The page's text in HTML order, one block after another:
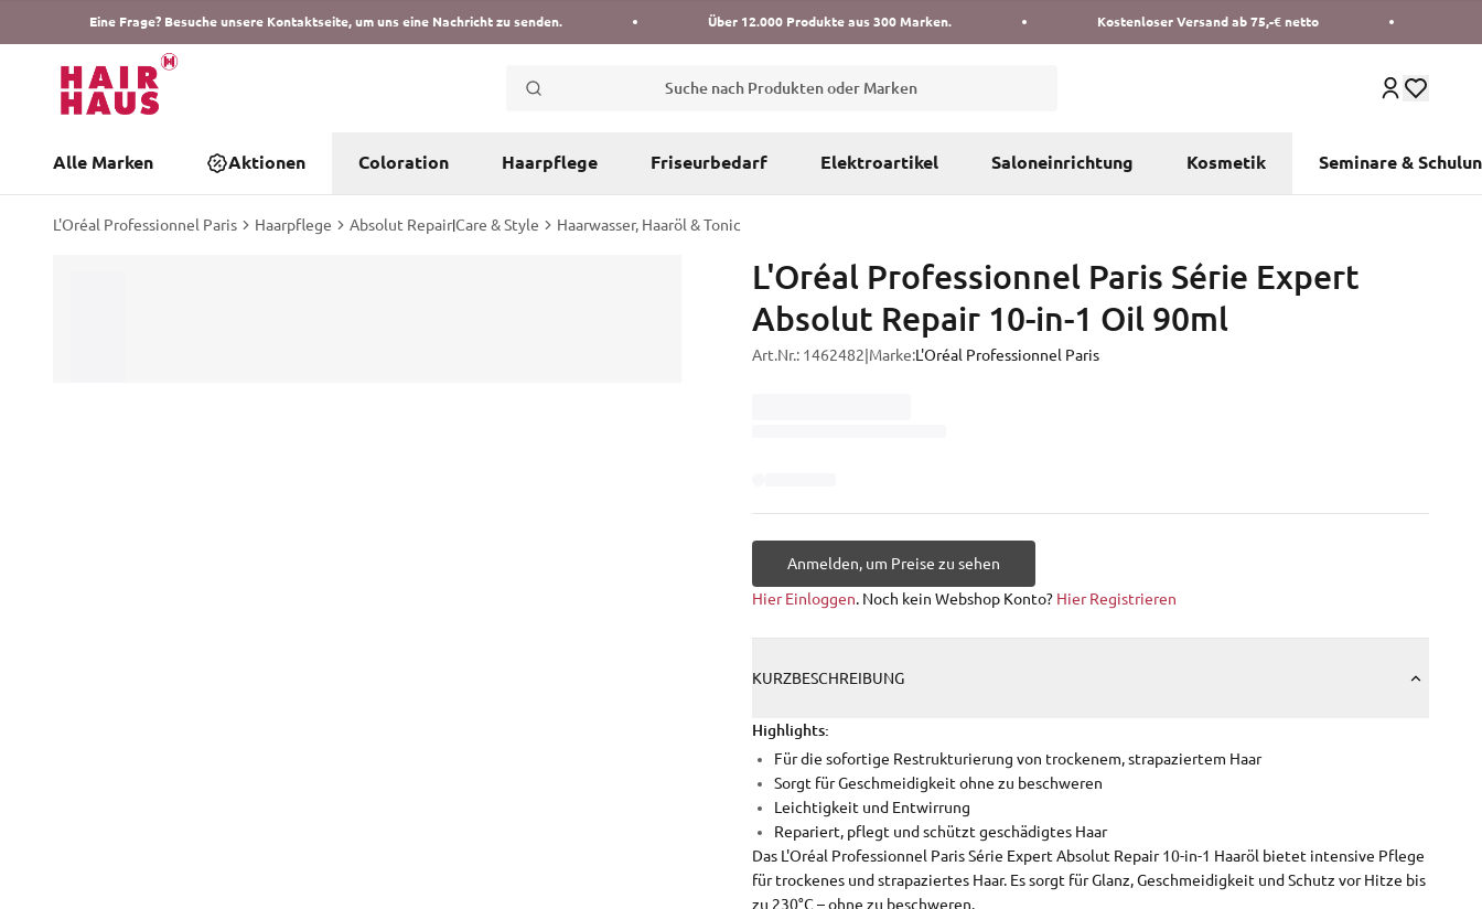
Eine Frage? Besuche unsere Kontaktseite, um uns eine Nachricht zu senden. Über 12.000 Produkte aus 300 Marken. Kostenloser Versand ab 75,-€ netto
Suche nach Produkten oder Marken
Alle Marken Aktionen Coloration Haarpflege Friseurbedarf Elektroartikel Saloneinrichtung Kosmetik Seminare &
L'Oréal Professionnel Paris Haarpflege Absolut Repair|Care & Style Haarwasser, Haaröl & Tonic
L'Oréal Professionnel Paris Série Expert
Absolut Repair 10-in-1 Oil 90ml
Art.Nr.: 1462482 Marke:L'Oréal Professionnel Paris
Anmelden, um Preise zu sehen
Hier Einloggen. Noch kein Webshop Konto? Hier Registrieren
KURZBESCHREIBUNG
Highlights:
Für die sofortige Restrukturierung von trockenem, strapaziertem Haar
Sorgt für Geschmeidigkeit ohne zu beschweren
Leichtigkeit und Entwirrung
Repariert, pflegt und schützt geschädigtes Haar
Das L'Oréal Professionnel Paris Série Expert Absolut Repair 10-in-1 Haaröl bietet intensive Pflege
für trockenes und strapaziertes Haar. Es sorgt für Glanz, Geschmeidigkeit und Schutz vor Hitze bis
zu 230°C – ohne zu beschweren.